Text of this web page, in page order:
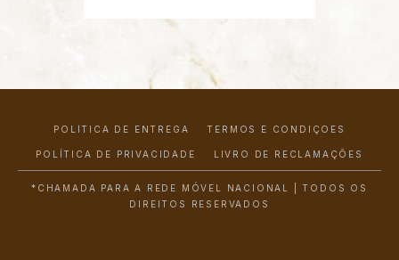
POLÍTICA DE ENTREGA TERMOS E CONDIÇÕES
POLÍTICA DE PRIVACIDADE LIVRO DE RECLAMAÇÕES
*CHAMADA PARA A REDE MÓVEL NACIONAL | TODOS OS
DIREITOS RESERVADOS